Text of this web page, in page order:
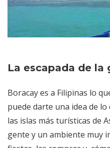
La escapada de la
Boracay es a Filipinas lo
puede darte una idea de
las islas más turísticas de
gente y un ambiente muy